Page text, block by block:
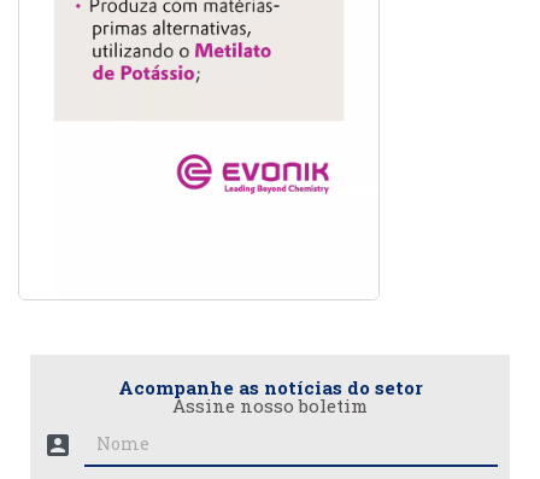
Acompanhe as notícias do setor
Assine nosso boletim
account_box